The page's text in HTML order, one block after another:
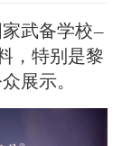
武备学校—
，特别是黎
展示。